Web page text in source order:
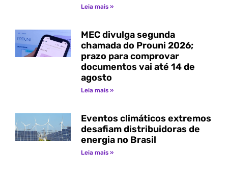
Leia mais »
MEC divulga segunda
chamada do Prouni 2026;
prazo para comprovar
documentos vai até 14 de
agosto
Leia mais »
Eventos climáticos extremos
desafiam distribuidoras de
energia no Brasil
Leia mais »